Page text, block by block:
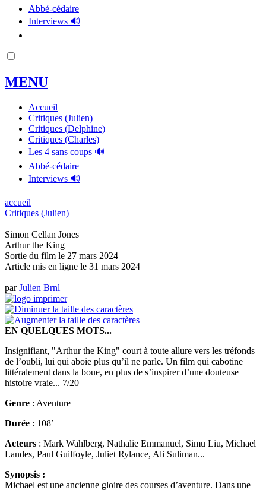
Abbé-cédaire
Interviews 🔊
MENU
Accueil
Critiques (Julien)
Critiques (Delphine)
Critiques (Charles)
Les 4 sans coups 🔊
Abbé-cédaire
Interviews 🔊
accueil
Critiques (Julien)
Simon Cellan Jones
Arthur the King
Sortie du film le 27 mars 2024
Article mis en ligne le 31 mars 2024
parJulien Brnl
EN QUELQUES MOTS...
Insignifiant, "Arthur the King" court à toute allure vers les tréfonds
de l’oubli, lui qui aboie plus qu’il ne parle. Un film qui cabotine
littéralement dans la boue, en plus de s’inspirer d’une douteuse
histoire vraie... 7/20
Genre : Aventure
Durée : 108’
Acteurs : Mark Wahlberg, Nathalie Emmanuel, Simu Liu, Michael
Landes, Paul Guilfoyle, Juliet Rylance, Ali Suliman...
Synopsis :
Michael est une ancienne gloire des courses d’aventure. Dans une